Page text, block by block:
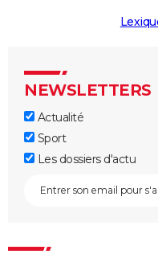
NEWSLETTERS
Actualité
Sport
Les dossiers d'actu